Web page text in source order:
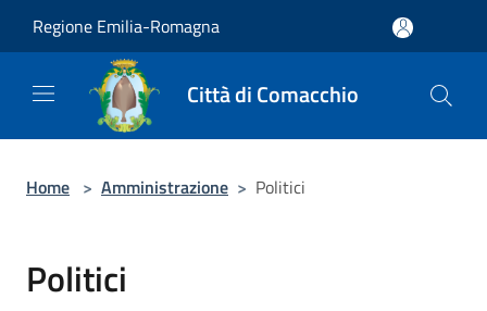
Regione Emilia-Romagna
Città di Comacchio
Home > Amministrazione > Politici
Politici